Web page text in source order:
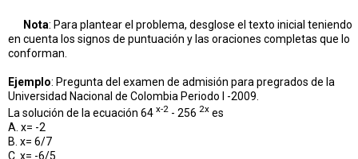
Nota: Para plantear el problema, desglose el texto inicial teniendo
en cuenta los signos de puntuación y las oraciones completas que lo
conforman.
Ejemplo: Pregunta del examen de admisión para pregrados de la
Universidad Nacional de Colombia Periodo I -2009.
La solución de la ecuación 64 x-2 - 256 2x es
A. x= -2
B. x= 6/7
C. x= -6/5